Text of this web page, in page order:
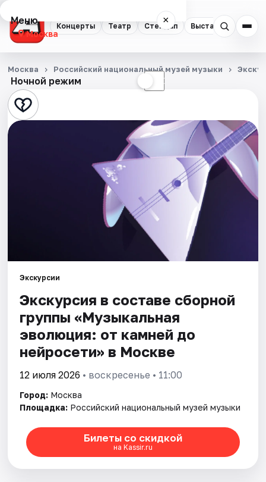
Концерты Театр Стендап Выставки
Меню ×
Москва
Концерты
Театр
Стендап
Города
Площадки
Артисты
Рейтинги
Ночной режим ☾
Москва Российский национальный музей музыки
Экскурсии
Экскурсия в составе сборной
группы «Музыкальная
эволюция: от камней до
нейросeти» в Москве
12 июля 2026 • воскресенье • 11:00
Город: Москва
Площадка: Российский национальный музей музыки
Билеты со скидкой
на Kassir.ru